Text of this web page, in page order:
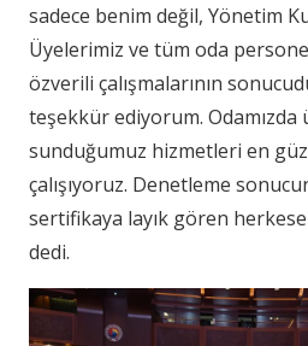
sadece benim değil, Yönetim
Üyelerimiz ve tüm oda
özverili çalışmalarının
teşekkür ediyorum. Odamızda
sunduğumuz hizmetleri en
çalışıyoruz. Denetleme
sertifikaya layık gören
dedi.